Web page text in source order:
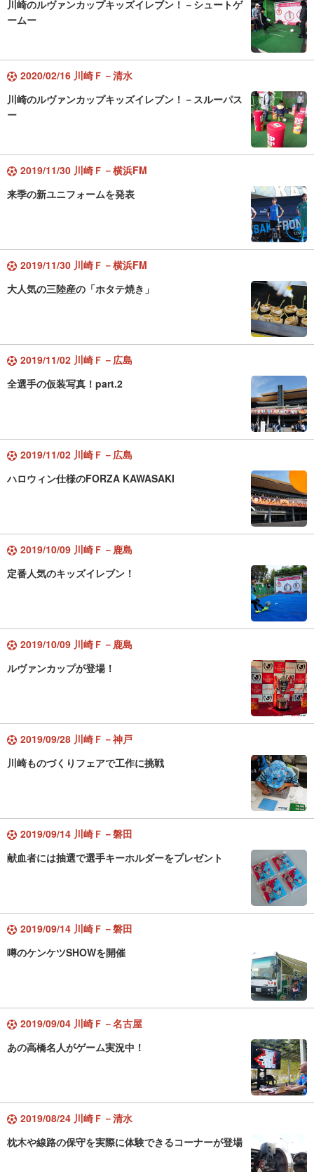
川崎のルヴァンカップキッズイレブン！－シュートゲ
ームー
2020/02/16 川崎Ｆ－清水
川崎のルヴァンカップキッズイレブン！－スルーパス
ー
2019/11/30 川崎Ｆ－横浜FM
来季の新ユニフォームを発表
2019/11/30 川崎Ｆ－横浜FM
大人気の三陸産の「ホタテ焼き」
2019/11/02 川崎Ｆ－広島
全選手の仮装写真！part.2
2019/11/02 川崎Ｆ－広島
ハロウィン仕様のFORZA KAWASAKI
2019/10/09 川崎Ｆ－鹿島
定番人気のキッズイレブン！
2019/10/09 川崎Ｆ－鹿島
ルヴァンカップが登場！
2019/09/28 川崎Ｆ－神戸
川崎ものづくりフェアで工作に挑戦
2019/09/14 川崎Ｆ－磐田
献血者には抽選で選手キーホルダーをプレゼント
2019/09/14 川崎Ｆ－磐田
噂のケンケツSHOWを開催
2019/09/04 川崎Ｆ－名古屋
あの高橋名人がゲーム実況中！
2019/08/24 川崎Ｆ－清水
枕木や線路の保守を実際に体験できるコーナーが登場